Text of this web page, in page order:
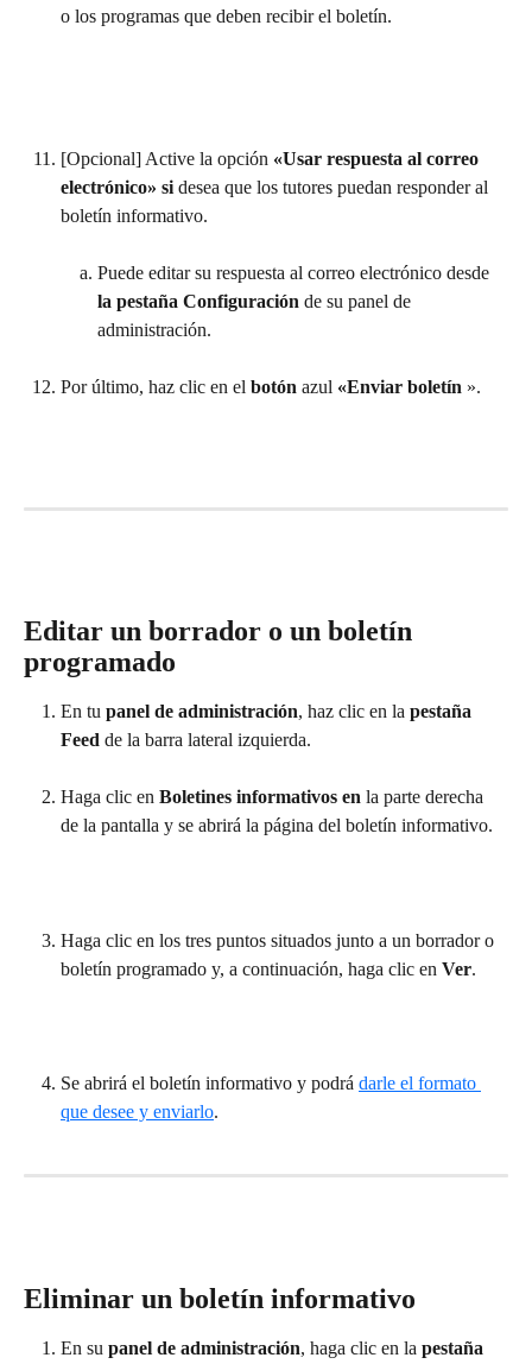
o los programas que deben recibir el boletín.
[Opcional] Active la opción «Usar respuesta al correo
electrónico» si desea que los tutores puedan responder al
boletín informativo.
Puede editar su respuesta al correo electrónico desde
la pestaña Configuración de su panel de
administración.
Por último, haz clic en el botón azul «Enviar boletín ».
Editar un borrador o un boletín
programado
En tu panel de administración, haz clic en la pestaña
Feed de la barra lateral izquierda.
Haga clic en Boletines informativos en la parte derecha
de la pantalla y se abrirá la página del boletín informativo.
Haga clic en los tres puntos situados junto a un borrador o
boletín programado y, a continuación, haga clic en Ver.
Se abrirá el boletín informativo y podrá darle el formato
que desee y enviarlo.
Eliminar un boletín informativo
En su panel de administración, haga clic en la pestaña